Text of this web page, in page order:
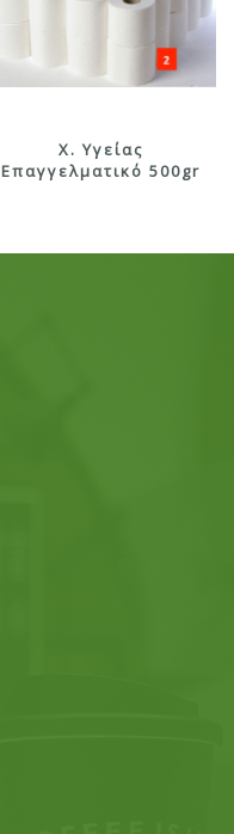
Χ. Υγείας
Επαγγελματικό 500gr